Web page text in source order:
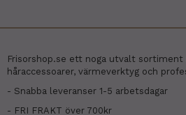
Frisorshop.se ett noga utvalt sortiment
håraccessoarer, värmeverktyg och
- Snabba leveranser 1-5 arbetsdagar
- FRI FRAKT över 700kr